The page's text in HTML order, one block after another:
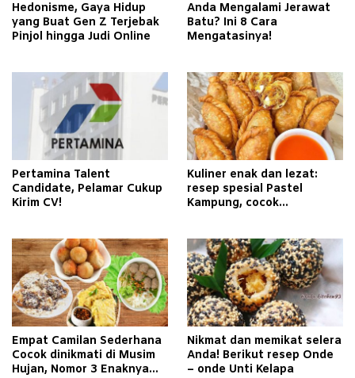
Hedonisme, Gaya Hidup
yang Buat Gen Z Terjebak
Pinjol hingga Judi Online
Anda Mengalami Jerawat
Batu? Ini 8 Cara
Mengatasinya!
Pertamina Talent
Candidate, Pelamar Cukup
Kirim CV!
Kuliner enak dan lezat:
resep spesial Pastel
Kampung, cocok
Empat Camilan Sederhana
Cocok dinikmati di Musim
Hujan, Nomor 3 Enaknya
Nikmat dan memikat selera
Anda! Berikut resep Onde
– onde Unti Kelapa